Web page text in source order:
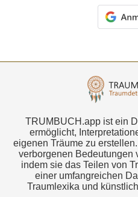
TRUMBUCH.app ist ein
ermöglicht,
eigenen Träume zu
verborgenen Bedeutungen
indem sie das Teilen von
einer umfangreichen
Traumlexika und